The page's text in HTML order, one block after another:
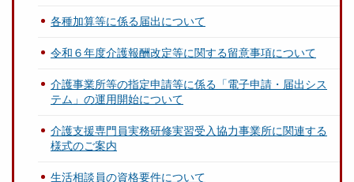
各種加算等に係る届出について
令和６年度介護報酬改定等に関する留意事項について
介護事業所等の指定申請等に係る「電子申請・届出シス
テム」の運用開始について
介護支援専門員実務研修実習受入協力事業所に関連する
様式のご案内
生活相談員の資格要件について